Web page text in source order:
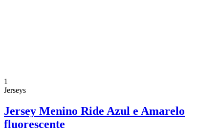
1
Jerseys
Jersey Menino Ride Azul e Amarelo
fluorescente